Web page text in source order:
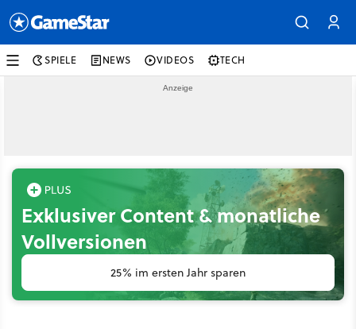
SPIELE NEWS VIDEOS TECH
Exklusiver Content & monatliche
Vollversionen
25% im ersten Jahr sparen